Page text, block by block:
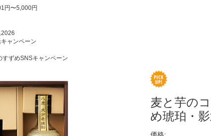
円〜5,000円
ャンペーン
すずめSNSキャンペーン
麦と芋の
め琥珀・